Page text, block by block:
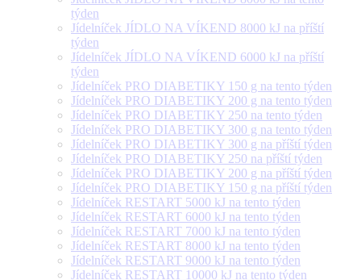
týden
Jídelníček JÍDLO NA VÍKEND 8000 kJ na příští
týden
Jídelníček JÍDLO NA VÍKEND 6000 kJ na příští
týden
Jídelníček PRO DIABETIKY 150 g na tento týden
Jídelníček PRO DIABETIKY 200 g na tento týden
Jídelníček PRO DIABETIKY 250 na tento týden
Jídelníček PRO DIABETIKY 300 g na tento týden
Jídelníček PRO DIABETIKY 300 g na příští týden
Jídelníček PRO DIABETIKY 250 na příští týden
Jídelníček PRO DIABETIKY 200 g na příští týden
Jídelníček PRO DIABETIKY 150 g na příští týden
Jídelníček RESTART 5000 kJ na tento týden
Jídelníček RESTART 6000 kJ na tento týden
Jídelníček RESTART 7000 kJ na tento týden
Jídelníček RESTART 8000 kJ na tento týden
Jídelníček RESTART 9000 kJ na tento týden
Jídelníček RESTART 10000 kJ na tento týden